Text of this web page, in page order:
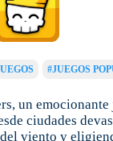
#JUEGOS
un
ciudades
viento y